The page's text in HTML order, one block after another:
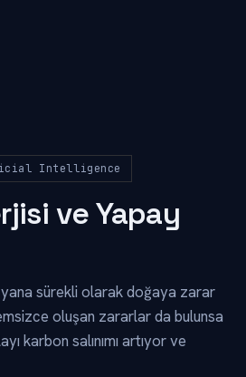
Intelligence
ve Yapay
yana sürekli olarak doğaya zarar
oluşan zararlar da bulunsa
karbon salınımı artıyor ve